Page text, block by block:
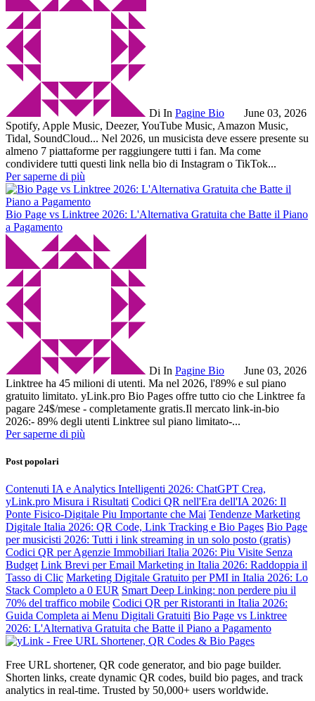
Di In Pagine Bio
June 03, 2026
Spotify, Apple Music, Deezer, YouTube Music, Amazon Music,
Tidal, SoundCloud... Nel 2026, un musicista deve essere presente su
almeno 7 piattaforme per raggiungere tutti i fan. Ma come
condividere tutti questi link nella bio di Instagram o TikTok...
Per saperne di più
Bio Page vs Linktree 2026: L'Alternativa Gratuita che Batte il Piano
a Pagamento
Di In Pagine Bio
June 03, 2026
Linktree ha 45 milioni di utenti. Ma nel 2026, l'89% e sul piano
gratuito limitato. yLink.pro Bio Pages offre tutto cio che Linktree fa
pagare 24$/mese - completamente gratis.Il mercato link-in-bio
2026:- 89% degli utenti Linktree sul piano limitato-...
Per saperne di più
Post popolari
Contenuti IA e Analytics Intelligenti 2026: ChatGPT Crea,
yLink.pro Misura i Risultati Codici QR nell'Era dell'IA 2026: Il
Ponte Fisico-Digitale Piu Importante che Mai Tendenze Marketing
Digitale Italia 2026: QR Code, Link Tracking e Bio Pages Bio Page
per musicisti 2026: Tutti i link streaming in un solo posto (gratis)
Codici QR per Agenzie Immobiliari Italia 2026: Piu Visite Senza
Budget Link Brevi per Email Marketing in Italia 2026: Raddoppia il
Tasso di Clic Marketing Digitale Gratuito per PMI in Italia 2026: Lo
Stack Completo a 0 EUR Smart Deep Linking: non perdere piu il
70% del traffico mobile Codici QR per Ristoranti in Italia 2026:
Guida Completa ai Menu Digitali Gratuiti Bio Page vs Linktree
2026: L'Alternativa Gratuita che Batte il Piano a Pagamento
Free URL shortener, QR code generator, and bio page builder.
Shorten links, create dynamic QR codes, build bio pages, and track
analytics in real-time. Trusted by 50,000+ users worldwide.